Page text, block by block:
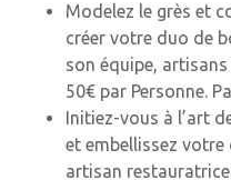
Modelez le grès et
créer votre duo de
son équipe, artisans
50€ par Personne.
Initiez-vous à l’art
et embellissez votre
artisan